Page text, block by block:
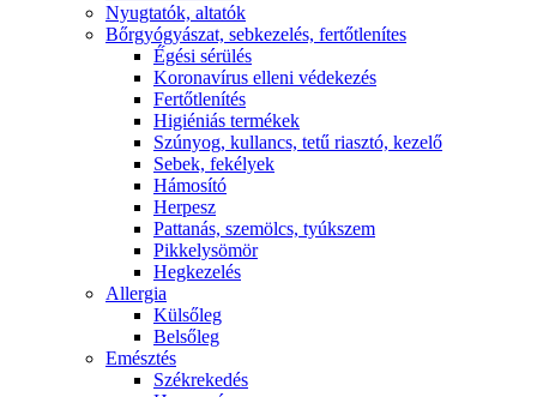
Nyugtatók, altatók
Bőrgyógyászat, sebkezelés, fertőtlenítes
É́gési sérülés
Koronavírus elleni védekezés
Fertőtlenítés
Higiéniás termékek
Szúnyog, kullancs, tetű riasztó, kezelő
Sebek, fekélyek
Hámosító
Herpesz
Pattanás, szemölcs, tyúkszem
Pikkelysömör
Hegkezelés
Allergia
Külsőleg
Belsőleg
Emésztés
Székrekedés